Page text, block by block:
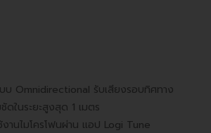
บ Omnidirectional รับเสียงรอบทิศทาง
ดในระยะสูงสุด 1 เมตร
งานไมโครโฟนผ่าน แอป Logi Tune